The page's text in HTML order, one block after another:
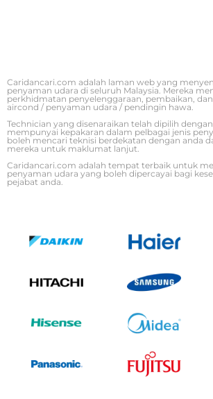
Caridancari.com adalah laman web yang
penyaman udara di seluruh Malaysia. Mereka
perkhidmatan penyelenggaraan, pembaikan,
aircond / penyaman udara / pendingin hawa.
Technician yang disenaraikan telah dipilih
mempunyai kepakaran dalam pelbagai jenis
boleh mencari teknisi berdekatan dengan anda
mereka untuk maklumat lanjut.
Caridancari.com adalah tempat terbaik untuk
penyaman udara yang boleh dipercayai bagi
pejabat anda.